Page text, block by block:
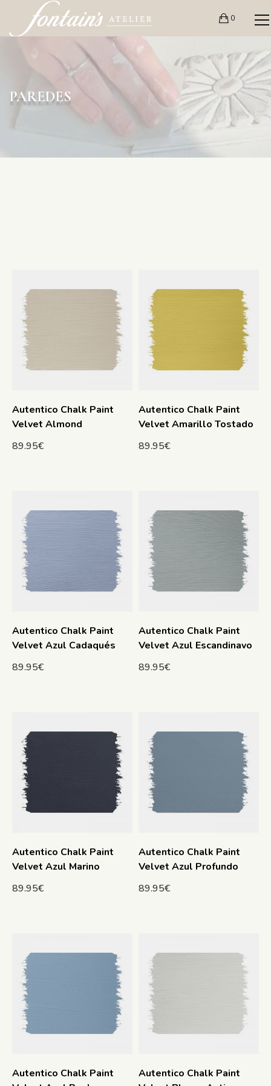
0
PAREDES
Autentico Chalk Paint
Velvet Almond
89.95€
Autentico Chalk Paint
Velvet Amarillo Tostado
89.95€
Autentico Chalk Paint
Velvet Azul Cadaqués
89.95€
Autentico Chalk Paint
Velvet Azul Escandinavo
89.95€
Autentico Chalk Paint
Velvet Azul Marino
89.95€
Autentico Chalk Paint
Velvet Azul Profundo
89.95€
Autentico Chalk Paint
Autentico Chalk Paint